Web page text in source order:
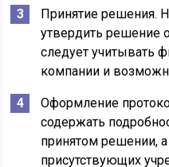
Принятие решения.
утвердить решение
следует учитывать
компании и
Оформление
содержать
принятом решении,
присутствующих